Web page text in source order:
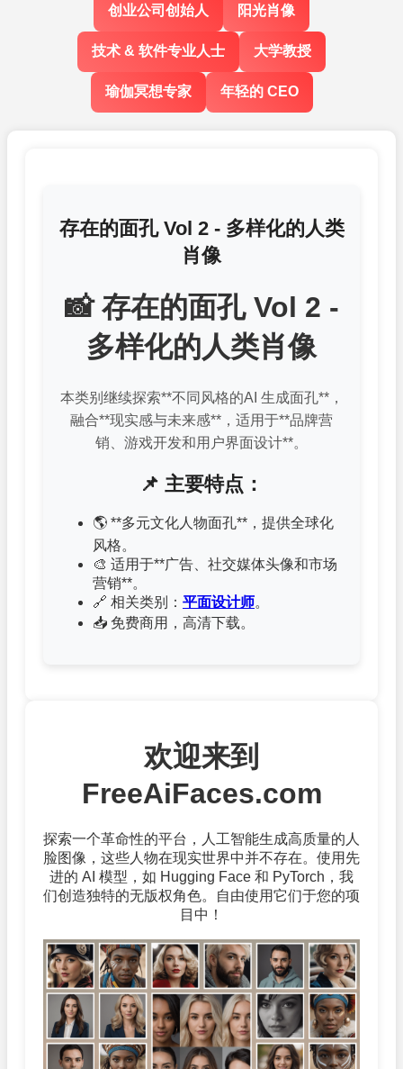
创业公司创始人 阳光肖像
技术 & 软件专业人士 大学教授
瑜伽冥想专家 年轻的 CEO
存在的面孔 Vol 2 - 多样化的人类
肖像
📸 存在的面孔 Vol 2 -
多样化的人类肖像
本类别继续探索**不同风格的AI 生成面孔**，
融合**现实感与未来感**，适用于**品牌营
销、游戏开发和用户界面设计**。
📌 主要特点：
🌎 **多元文化人物面孔**，提供全球化
风格。
🎨 适用于**广告、社交媒体头像和市场
营销**。
🔗 相关类别： 平面设计师。
📥 免费商用，高清下载。
欢迎来到
FreeAiFaces.com
探索一个革命性的平台，人工智能生成高质量的人
脸图像，这些人物在现实世界中并不存在。使用先
进的 AI 模型，如 Hugging Face 和 PyTorch，我
们创造独特的无版权角色。自由使用它们于您的项
目中！